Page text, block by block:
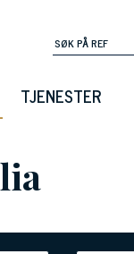
TJENESTER